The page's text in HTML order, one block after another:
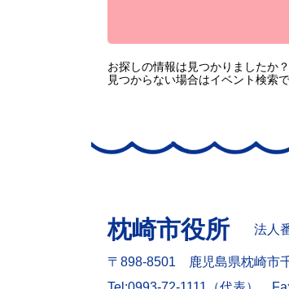
お探しの情報は見つかりましたか？
見つからない場合はイベント検索
枕崎市役所 法人
〒898-8501 鹿児島県枕崎市